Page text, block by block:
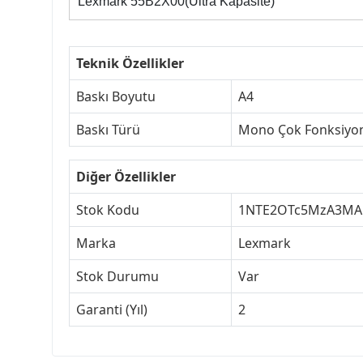
Teknik Özellikler
Baskı Boyutu
A4
Baskı Türü
Mono Çok
Diğer Özellikler
Stok Kodu
1NTE2OTc5MzA3MA
Marka
Lexmark
Stok Durumu
Var
Garanti (Yıl)
2